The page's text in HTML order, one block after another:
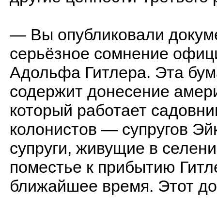
— Вы опубликовали
серьёзное сомнение
Адольфа Гитлера. Эта
содержит донесение
который работает
колонистов — супругов
супруги, живущие в
поместье к прибытию
ближайшее время. Этот